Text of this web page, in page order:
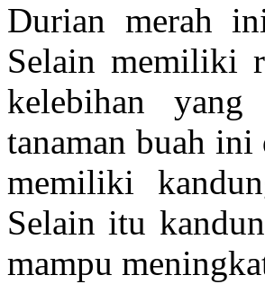
Durian merah
Selain memiliki
kelebihan
tanaman buah
memiliki
Selain itu
mampu